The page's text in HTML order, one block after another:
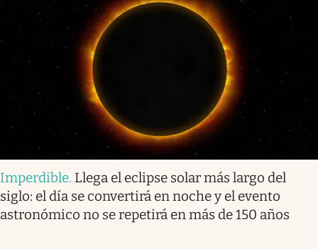
Imperdible. Llega el eclipse solar más largo del
siglo: el día se convertirá en noche y el evento
astronómico no se repetirá en más de 150 años